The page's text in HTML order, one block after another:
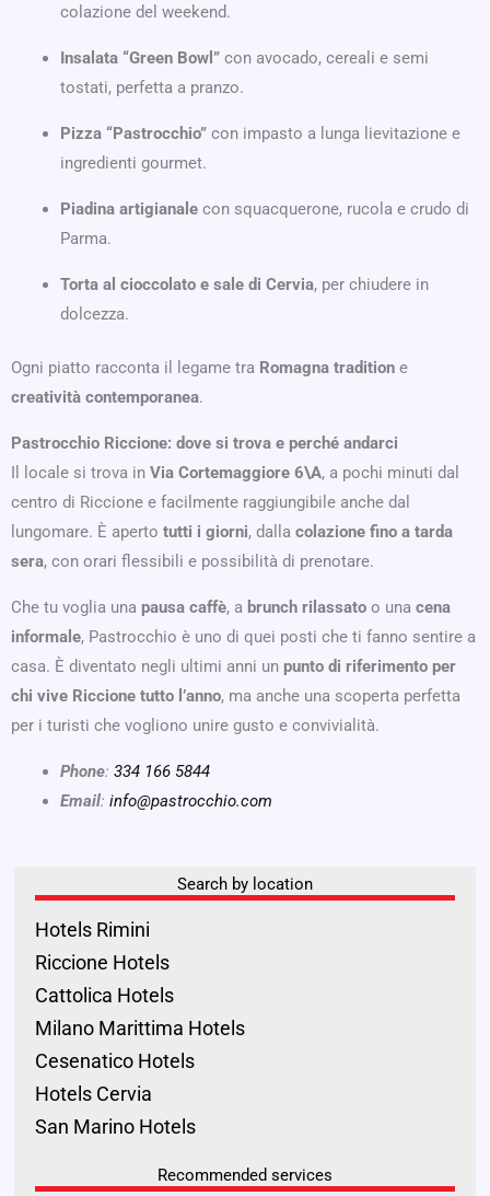
colazione del weekend.
Insalata “Green Bowl” con avocado, cereali e semi
tostati, perfetta a pranzo.
Pizza “Pastrocchio” con impasto a lunga lievitazione e
ingredienti gourmet.
Piadina artigianale con squacquerone, rucola e crudo di
Parma.
Torta al cioccolato e sale di Cervia, per chiudere in
dolcezza.
Ogni piatto racconta il legame tra Romagna tradition e
creatività contemporanea.
Pastrocchio Riccione: dove si trova e perché andarci
Il locale si trova in Via Cortemaggiore 6\A, a pochi minuti dal
centro di Riccione e facilmente raggiungibile anche dal
lungomare. È aperto tutti i giorni, dalla colazione fino a tarda
sera, con orari flessibili e possibilità di prenotare.
Che tu voglia una pausa caffè, a brunch rilassato o una cena
informale, Pastrocchio è uno di quei posti che ti fanno sentire a
casa. È diventato negli ultimi anni un punto di riferimento per
chi vive Riccione tutto l’anno, ma anche una scoperta perfetta
per i turisti che vogliono unire gusto e convivialità.
Phone: 334 166 5844
Email: info@pastrocchio.com
Search by location
Hotels Rimini
Riccione Hotels
Cattolica Hotels
Milano Marittima Hotels
Cesenatico Hotels
Hotels Cervia
San Marino Hotels
Recommended services